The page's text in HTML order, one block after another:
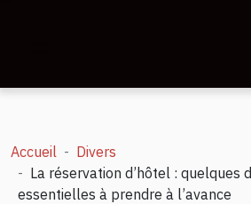
Accueil
Divers
La réservation d’hôtel : quelques
essentielles à prendre à l’avance